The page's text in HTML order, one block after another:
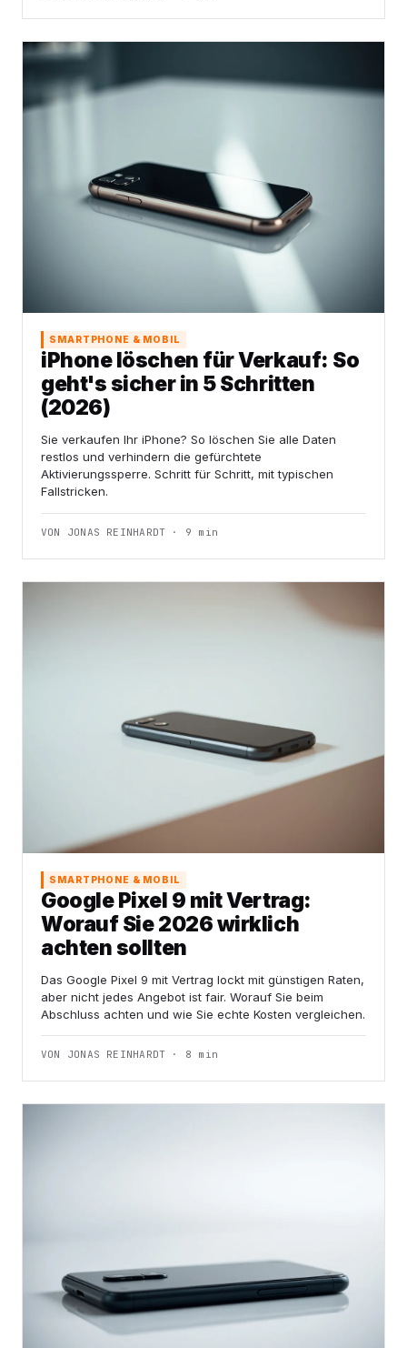
SMARTPHONE & MOBIL
iPhone löschen für Verkauf: So
geht's sicher in 5 Schritten
(2026)
Sie verkaufen Ihr iPhone? So löschen Sie alle Daten
restlos und verhindern die gefürchtete
Aktivierungssperre. Schritt für Schritt, mit typischen
Fallstricken.
VON JONAS REINHARDT · 9 min
SMARTPHONE & MOBIL
Google Pixel 9 mit Vertrag:
Worauf Sie 2026 wirklich
achten sollten
Das Google Pixel 9 mit Vertrag lockt mit günstigen Raten,
aber nicht jedes Angebot ist fair. Worauf Sie beim
Abschluss achten und wie Sie echte Kosten vergleichen.
VON JONAS REINHARDT · 8 min